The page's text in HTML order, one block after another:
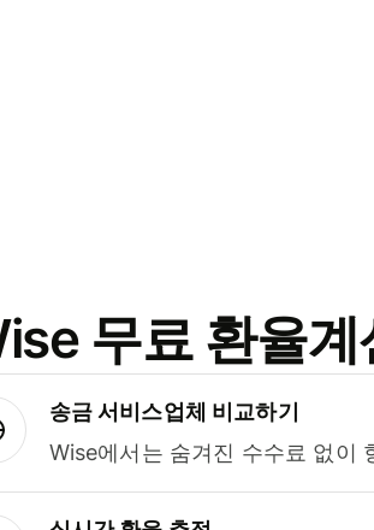
무료 환율
송금 서비스업체 비교하기
Wise에서는 숨겨진 수수료 없이